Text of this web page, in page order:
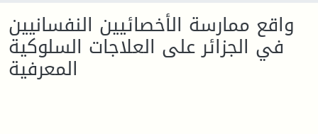
واقع ممارسة الأخصائيين النفسانيين
في الجزائر على العلاجات السلوكية
المعرفية